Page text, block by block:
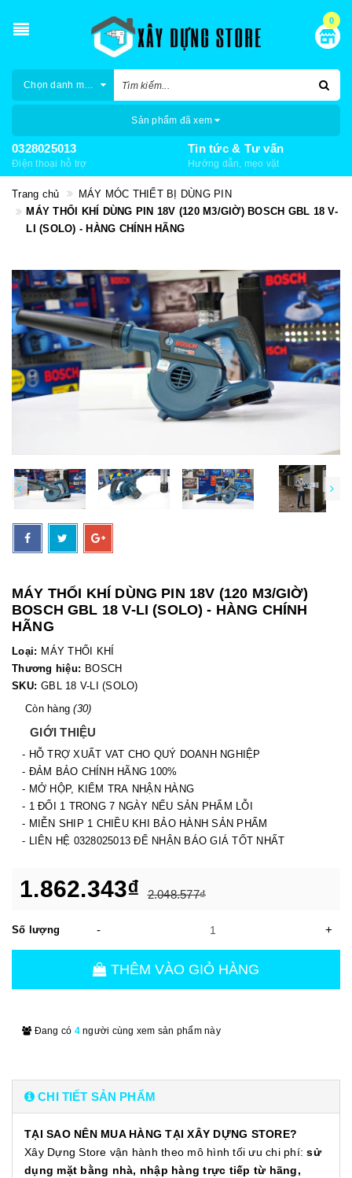
0
Chọn danh mục
Sản phẩm đã xem
0328025013
Điện thoại hỗ trợ
Tin tức & Tư vấn
Hướng dẫn, mẹo vặt
Trang chủ
MÁY MÓC THIẾT BỊ DÙNG PIN
MÁY THỔI KHÍ DÙNG PIN 18V (120 M3/GIỜ) BOSCH GBL 18 V-
LI (SOLO) - HÀNG CHÍNH HÃNG
MÁY THỔI KHÍ DÙNG PIN 18V (120 M3/GIỜ)
BOSCH GBL 18 V-LI (SOLO) - HÀNG CHÍNH
HÃNG
Loại: MÁY THỔI KHÍ
Thương hiệu: BOSCH
SKU: GBL 18 V-LI (SOLO)
Còn hàng(30)
GIỚI THIỆU
- HỖ TRỢ XUẤT VAT CHO QUÝ DOANH NGHIỆP
- ĐẢM BẢO CHÍNH HÃNG 100%
- MỞ HỘP, KIỂM TRA NHẬN HÀNG
- 1 ĐỔI 1 TRONG 7 NGÀY NẾU SẢN PHẨM LỖI
- MIỄN SHIP 1 CHIỀU KHI BẢO HÀNH SẢN PHẨM
- LIÊN HỆ 0328025013 ĐỂ NHẬN BÁO GIÁ TỐT NHẤT
1.862.343₫ 2.048.577₫
Số lượng - +
THÊM VÀO GIỎ HÀNG
Đang có 4người cùng xem sản phẩm này
CHI TIẾT SẢN PHẨM
TẠI SAO NÊN MUA HÀNG TẠI XÂY DỰNG STORE?
Xây Dựng Store vận hành theo mô hình tối ưu chi phí:sử
dụng mặt bằng nhà, nhập hàng trực tiếp từ hãng,